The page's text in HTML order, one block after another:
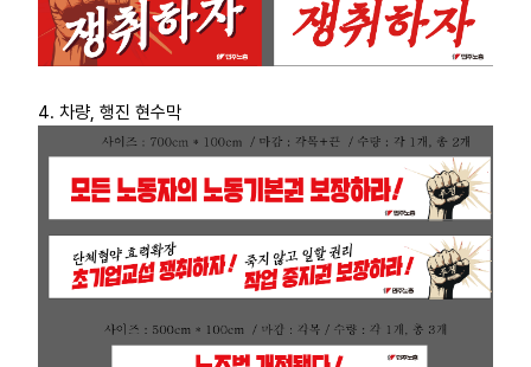
4. 차량, 행진 현수막